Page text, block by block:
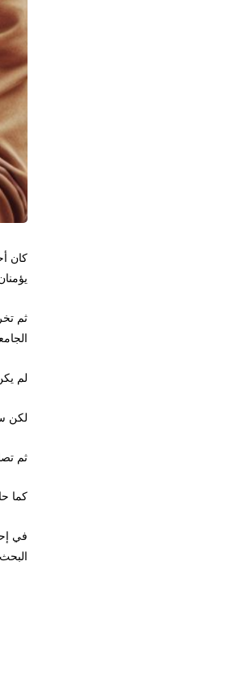
كان
ثم
لم
لكن
ثم
كما
في